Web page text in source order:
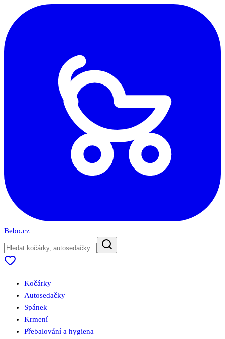
Bebo.cz
Kočárky
Autosedačky
Spánek
Krmení
Přebalování a hygiena